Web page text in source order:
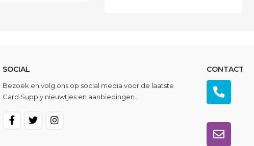
SOCIAL
Bezoek en volg ons op social media voor de laatste
Card Supply nieuwtjes en aanbiedingen.
CONTACT